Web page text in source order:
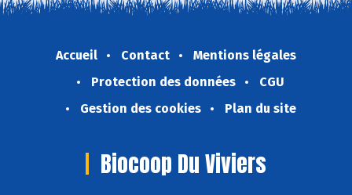
Accueil Contact
Mentions légales
Protection des données
CGU
Gestion des cookies
Plan du site
Biocoop Du Viviers